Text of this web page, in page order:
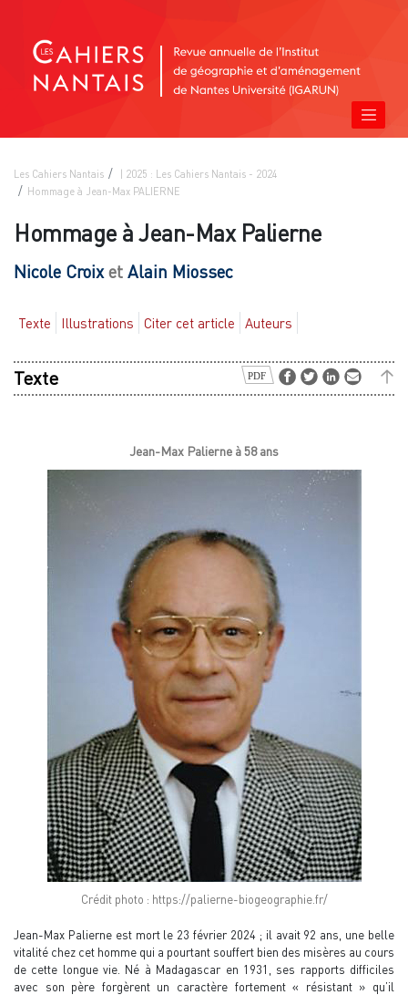
Les Cahiers Nantais
| 2025 : Les Cahiers Nantais - 2024
Hommage à Jean-Max PALIERNE
Hommage à Jean-Max Palierne
Nicole Croixet Alain Miossec
Texte Illustrations Citer cet article Auteurs
Texte
Jean-Max Palierne à 58 ans
Crédit photo : https://palierne-biogeographie.fr/
Jean-Max Palierne est mort le 23 février 2024 ; il avait 92 ans, une belle
vitalité chez cet homme qui a pourtant souffert bien des misères au cours
de cette longue vie. Né à Madagascar en 1931, ses rapports difficiles
avec son père forgèrent un caractère fortement « résistant » qu’il